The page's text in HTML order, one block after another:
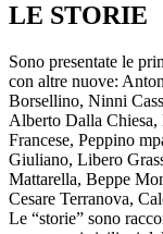
LE STORIE
Sono presentate le
con altre nuove:
Borsellino, Ninni
Alberto Dalla
Francese, Peppino
Giuliano, Libero
Mattarella, Beppe
Cesare Terranova,
Le “storie” sono